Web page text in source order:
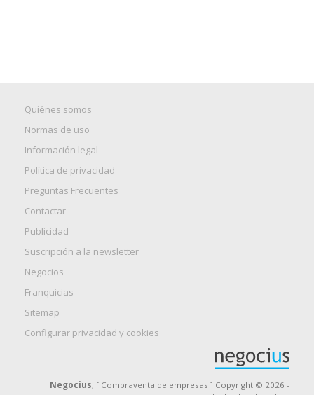
Quiénes somos
Normas de uso
Información legal
Política de privacidad
Preguntas Frecuentes
Contactar
Publicidad
Suscripción a la newsletter
Negocios
Franquicias
Sitemap
Configurar privacidad y cookies
Negocius, [ Compraventa de empresas ] Copyright © 2026 -